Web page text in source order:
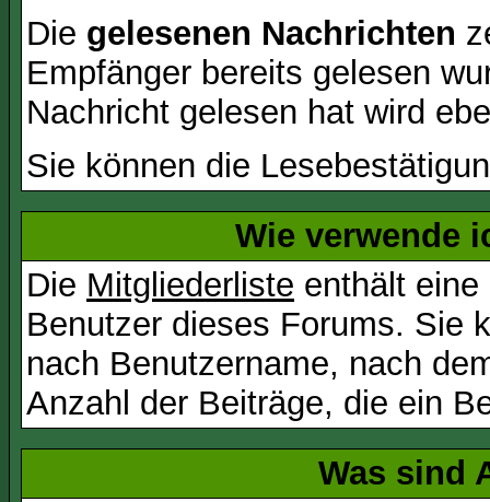
Die gelesenen Nachrichten
Empfänger bereits gelesen
Nachricht gelesen hat wird
Sie können die
Wie verwende
Die Mitgliederliste enthält
Benutzer dieses Forums. Sie
nach Benutzername, nach
Anzahl der Beiträge, die ein
Was sind